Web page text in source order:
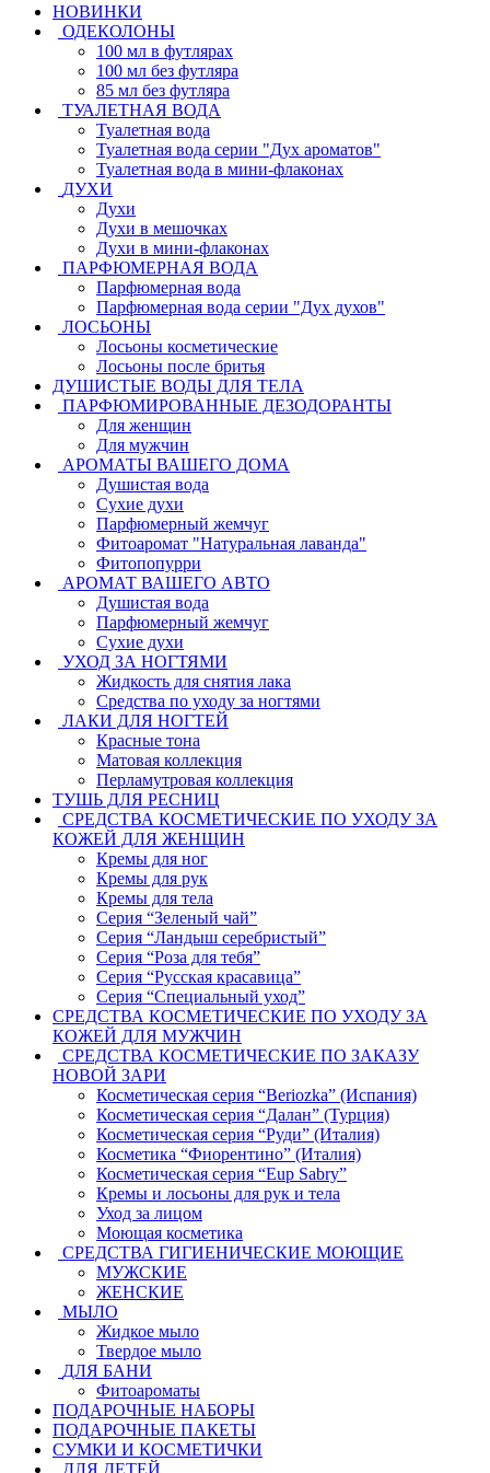
НОВИНКИ
ОДЕКОЛОНЫ
100 мл в футлярах
100 мл без футляра
85 мл без футляра
ТУАЛЕТНАЯ ВОДА
Туалетная вода
Туалетная вода серии "Дух ароматов"
Туалетная вода в мини-флаконах
ДУХИ
Духи
Духи в мешочках
Духи в мини-флаконах
ПАРФЮМЕРНАЯ ВОДА
Парфюмерная вода
Парфюмерная вода серии "Дух духов"
ЛОСЬОНЫ
Лосьоны косметические
Лосьоны после бритья
ДУШИСТЫЕ ВОДЫ ДЛЯ ТЕЛА
ПАРФЮМИРОВАННЫЕ ДЕЗОДОРАНТЫ
Для женщин
Для мужчин
АРОМАТЫ ВАШЕГО ДОМА
Душистая вода
Сухие духи
Парфюмерный жемчуг
Фитоаромат "Натуральная лаванда"
Фитопопурри
АРОМАТ ВАШЕГО АВТО
Душистая вода
Парфюмерный жемчуг
Сухие духи
УХОД ЗА НОГТЯМИ
Жидкость для снятия лака
Средства по уходу за ногтями
ЛАКИ ДЛЯ НОГТЕЙ
Красные тона
Матовая коллекция
Перламутровая коллекция
ТУШЬ ДЛЯ РЕСНИЦ
СРЕДСТВА КОСМЕТИЧЕСКИЕ ПО УХОДУ ЗА
КОЖЕЙ ДЛЯ ЖЕНЩИН
Кремы для ног
Кремы для рук
Кремы для тела
Серия “Зеленый чай”
Серия “Ландыш серебристый”
Серия “Роза для тебя”
Серия “Русская красавица”
Серия “Специальный уход”
СРЕДСТВА КОСМЕТИЧЕСКИЕ ПО УХОДУ ЗА
КОЖЕЙ ДЛЯ МУЖЧИН
СРЕДСТВА КОСМЕТИЧЕСКИЕ ПО ЗАКАЗУ
НОВОЙ ЗАРИ
Косметическая серия “Beriozka” (Испания)
Косметическая серия “Далан” (Турция)
Косметическая серия “Руди” (Италия)
Косметика “Фиорентино” (Италия)
Косметическая серия “Eup Sabry”
Кремы и лосьоны для рук и тела
Уход за лицом
Моющая косметика
СРЕДСТВА ГИГИЕНИЧЕСКИЕ МОЮЩИЕ
МУЖСКИЕ
ЖЕНСКИЕ
МЫЛО
Жидкое мыло
Твердое мыло
ДЛЯ БАНИ
Фитоароматы
ПОДАРОЧНЫЕ НАБОРЫ
ПОДАРОЧНЫЕ ПАКЕТЫ
СУМКИ И КОСМЕТИЧКИ
ДЛЯ ДЕТЕЙ